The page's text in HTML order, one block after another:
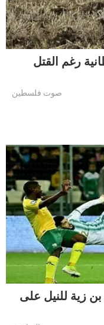
رغم القتل
صوت فلسطين
زية للنيل على